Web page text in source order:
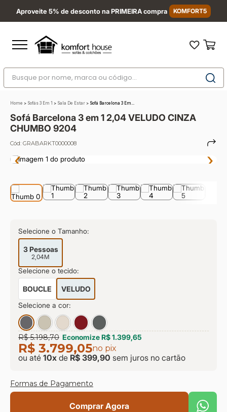
Aproveite 5% de desconto na PRIMEIRA compra KOMFORT5
Busque por nome, marca ou código...
Home > Sofás 3 Em 1 > Sala De Estar > Sofá Barcelona 3 Em...
Sofá Barcelona 3 em 1 2,04 VELUDO CINZA
CHUMBO 9204
Cód: GRABARKT0000008
‹ ›
Selecione o Tamanho:
3 Pessoas
2,04M
Selecione o tecido:
BOUCLE
VELUDO
Selecione a cor:
R$ 5.198,70 EconomizeR$ 1.399,65
R$ 3.799,05no pix
ou até 10x de R$ 399,90 sem juros no cartão
Formas de Pagamento
Comprar Agora
2º
sofá
3º
sofá retrátil
4º
sofá cama
6º
colchão
7º
conjuntos
sevilha
prisma